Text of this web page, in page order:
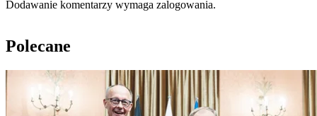
Dodawanie komentarzy wymaga zalogowania.
Polecane